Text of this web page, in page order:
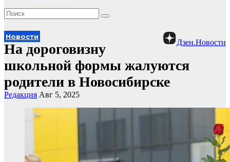
Дзен.Новости
Новости
На дороговизну
школьной формы жалуются
родители в Новосибирске
Редакция Авг 5, 2025